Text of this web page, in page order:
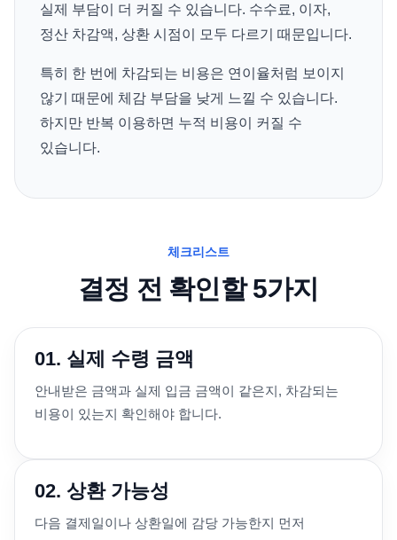
실제 부담이 더 커질 수 있습니다. 수수료, 이자,
정산 차감액, 상환 시점이 모두 다르기 때문입니다.
특히 한 번에 차감되는 비용은 연이율처럼 보이지
않기 때문에 체감 부담을 낮게 느낄 수 있습니다.
하지만 반복 이용하면 누적 비용이 커질 수
있습니다.
체크리스트
결정 전 확인할 5가지
01. 실제 수령 금액
안내받은 금액과 실제 입금 금액이 같은지, 차감되는
비용이 있는지 확인해야 합니다.
02. 상환 가능성
다음 결제일이나 상환일에 감당 가능한지 먼저